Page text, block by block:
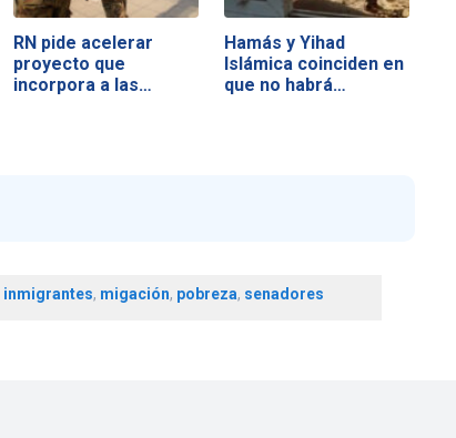
RN pide acelerar
proyecto que
incorpora a las…
Hamás y Yihad
Islámica coinciden en
que no habrá…
inmigrantes, migación, pobreza, senadores